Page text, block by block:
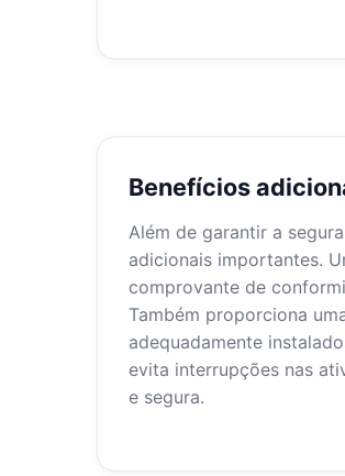
Benefícios
Além de garantir a
adicionais importantes.
comprovante de
Também proporciona
adequadamente
evita interrupções nas
e segura.